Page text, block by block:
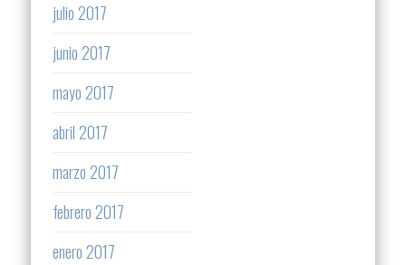
julio 2017
junio 2017
mayo 2017
abril 2017
marzo 2017
febrero 2017
enero 2017